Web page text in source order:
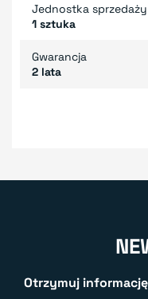
Jednostka sprzedaży
1 sztuka
Gwarancja
2 lata
Otrzymuj